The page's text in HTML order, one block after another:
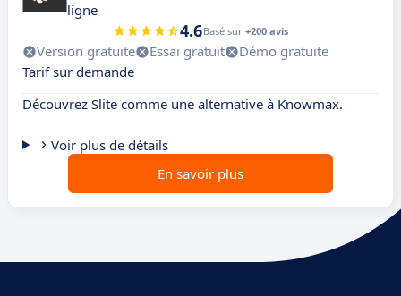
ligne
4.6Basé sur +200 avis
Version gratuite Essai gratuit
Démo gratuite
Tarif sur demande
Découvrez Slite comme une alternative à Knowmax.
Voir plus de détails
En savoir plus